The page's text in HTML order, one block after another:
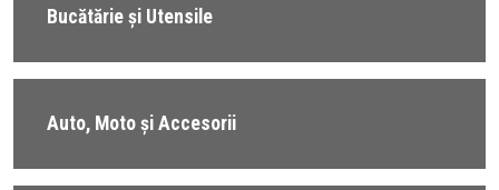
Bucătărie și Utensile
Auto, Moto și Accesorii